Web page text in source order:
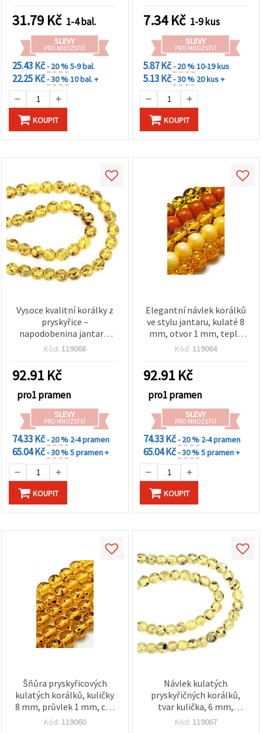
31.79 Kč 1-4 bal.
SLEVY
PRO MNOŽSTVÍ
25.43 Kč- 20 %5-9 bal.
22.25 Kč- 30 %10 bal. +
KOUPIT
7.34Kč 1-9 kus
SLEVY
PRO MNOŽSTVÍ
5.87 Kč- 20 %10-19 kus
5.13 Kč- 30 % 20 kus +
KOUPIT
Vysoce kvalitní korálky z
pryskyřice –
napodobenina jantaru,
kulaté 8 mm, průvlek 1
barva s tmavými
inkluzemi – návlek ~48 ks,
ideální pro elegantní
šperky a kreativní tvoření
Kód: 119068
92.91 Kč
pro1 pramen
SLEVY
PRO MNOŽSTVÍ
74.33 Kč- 20 % 2-4 pramen
65.04 Kč- 30 %5 pramen +
KOUPIT
Elegantní návlek korálků
ve stylu jantaru, kulaté 8
mm, otvor 1 mm, teplá
žluto‑oranžová, mix
černé – cca 48 ks, ideální
na výrobu šperků a
kreativní tvoření
Kód: 119064
92.91 Kč
pro1 pramen
SLEVY
PRO MNOŽSTVÍ
74.33 Kč- 20 % 2-4 pramen
65.04 Kč- 30 %5 pramen +
KOUPIT
Šňůra pryskyřicových
kulatých korálků, kuličky
8 mm, průvlek 1 mm, cca
48 ks
Kód: 119060
Návlek kulatých
pryskyřičných korálků,
tvar kulička, 6 mm,
průvlek 1 mm, cca 64 ks
Kód: 119067